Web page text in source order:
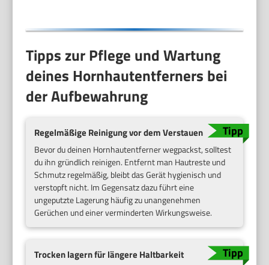
Tipps zur Pflege und Wartung
deines Hornhautentferners bei
der Aufbewahrung
Regelmäßige Reinigung vor dem Verstauen
Bevor du deinen Hornhautentferner wegpackst, solltest
du ihn gründlich reinigen. Entfernt man Hautreste und
Schmutz regelmäßig, bleibt das Gerät hygienisch und
verstopft nicht. Im Gegensatz dazu führt eine
ungeputzte Lagerung häufig zu unangenehmen
Gerüchen und einer verminderten Wirkungsweise.
Trocken lagern für längere Haltbarkeit